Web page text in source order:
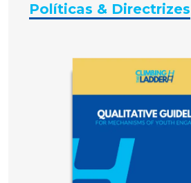
Políticas & Directrizes